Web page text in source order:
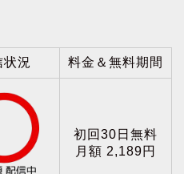
状況 料金＆無料期間
初回30日無料
月額 2,189円